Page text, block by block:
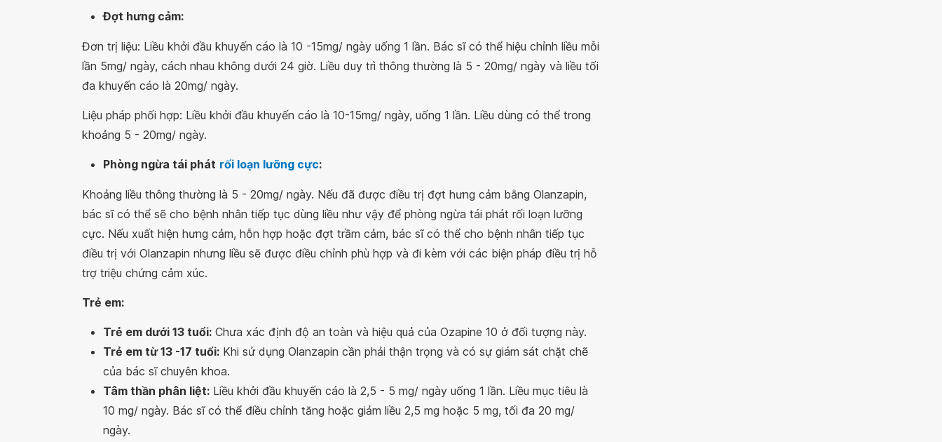
Đợt hưng cảm:
Đơn trị liệu: Liều khởi đầu khuyến cáo là 10 -15mg/ ngày uống 1 lần. Bác sĩ có thể hiệu chỉnh liều mỗi
lần 5mg/ ngày, cách nhau không dưới 24 giờ. Liều duy trì thông thường là 5 - 20mg/ ngày và liều tối
đa khuyến cáo là 20mg/ ngày.
Liệu pháp phối hợp: Liều khởi đầu khuyến cáo là 10-15mg/ ngày, uống 1 lần. Liều dùng có thể trong
khoảng 5 - 20mg/ ngày.
Phòng ngừa tái phát rối loạn lưỡng cực:
Khoảng liều thông thường là 5 - 20mg/ ngày. Nếu đã được điều trị đợt hưng cảm bằng Olanzapin,
bác sĩ có thể sẽ cho bệnh nhân tiếp tục dùng liều như vậy để phòng ngừa tái phát rối loạn lưỡng
cực. Nếu xuất hiện hưng cảm, hỗn hợp hoặc đợt trầm cảm, bác sĩ có thể cho bệnh nhân tiếp tục
điều trị với Olanzapin nhưng liều sẽ được điều chỉnh phù hợp và đi kèm với các biện pháp điều trị hỗ
trợ triệu chứng cảm xúc.
Trẻ em:
Trẻ em dưới 13 tuổi: Chưa xác định độ an toàn và hiệu quả của Ozapine 10 ở đối tượng này.
Trẻ em từ 13 -17 tuổi: Khi sử dụng Olanzapin cần phải thận trọng và có sự giám sát chặt chẽ
của bác sĩ chuyên khoa.
Tâm thần phân liệt: Liều khởi đầu khuyến cáo là 2,5 - 5 mg/ ngày uống 1 lần. Liều mục tiêu là
10 mg/ ngày. Bác sĩ có thể điều chỉnh tăng hoặc giảm liều 2,5 mg hoặc 5 mg, tối đa 20 mg/
ngày.